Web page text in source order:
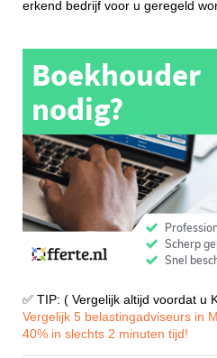
erkend bedrijf voor u geregeld
✅ TIP: ( Vergelijk altijd voordat u
Vergelijk 5 belastingadviseurs in
40% in slechts 2 minuten tijd!